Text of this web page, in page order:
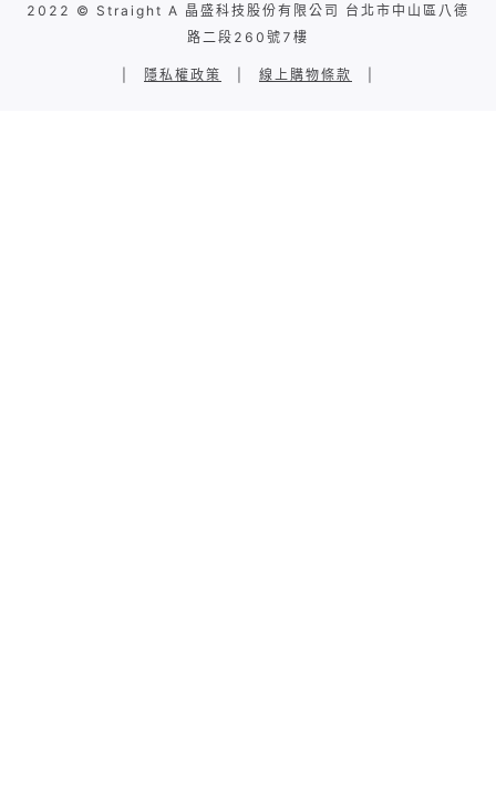
2022 © Straight A 晶盛科技股份有限公司 台北市中山區八德
路二段260號7樓
隱私權政策 線上購物條款